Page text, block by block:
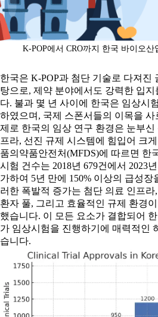
K-POP에서 CRO까지 한국 바이오산
한국은 K-POP과 첨단 기술로 다져진
탕으로, 제약 분야에서도 강력한 입지
다. 불과 몇 년 사이에 한국은 임상시
하였으며, 국제 스폰서들의 이목을 사
제로 한국의 임상 연구 환경은 눈부신
프라, 선진 규제 시스템에 힘입어 크
품의약품안전처(MFDS)에 따르면 한
시험 건수는 2018년 679건에서 2023
가하여 5년 만에 150% 이상의 급성장
러한 폭발적 증가는 첨단 의료 인프라
환자 풀, 그리고 효율적인 규제 환경
했습니다. 이 모든 요소가 결합되어
가 임상시험을 진행하기에 매력적인
습니다.